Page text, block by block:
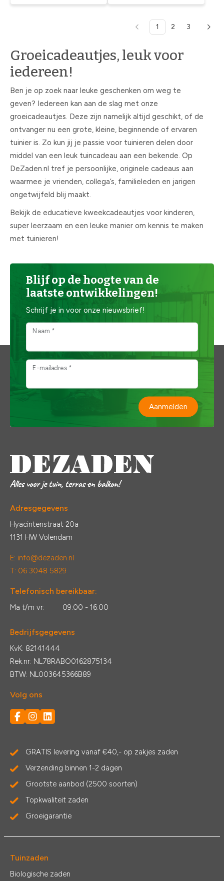
1 2 3
Groeicadeautjes, leuk voor
iedereen!
Ben je op zoek naar leuke geschenken om weg te
geven? Iedereen kan aan de slag met onze
groeicadeautjes. Deze zijn namelijk altijd geschikt, of de
ontvanger nu een grote, kleine, beginnende of ervaren
tuinier is. Zo kun jij je passie voor tuinieren delen door
middel van een leuk tuincadeau aan een bekende. Op
DeZaden.nl tref je persoonlijke, originele cadeaus aan
waarmee je vrienden, collega’s, familieleden en jarigen
ongetwijfeld blij maakt.
Bekijk de educatieve kweekcadeautjes voor kinderen,
super leerzaam en een leuke manier om kennis te maken
met tuinieren!
Blijf op de hoogte van de
laatste ontwikkelingen!
Schrijf je in voor onze nieuwsbrief!
Naam *
E-mailadres *
Aanmelden
Adresgegevens
Hyacintenstraat 20a
1131 HW Volendam
E: info@dezaden.nl
T: 06 3048 5829
Telefonisch bereikbaar:
Ma t/m vr: 09:00 - 16:00
Bedrijfsgegevens
KvK: 82141444
Rek.nr: NL78RABO0162875134
BTW: NL003645366B89
Volg ons
GRATIS levering vanaf €40,- op zakjes zaden
Verzending binnen 1-2 dagen
Grootste aanbod (2500 soorten)
Topkwaliteit zaden
Groeigarantie
Tuinzaden
Biologische zaden